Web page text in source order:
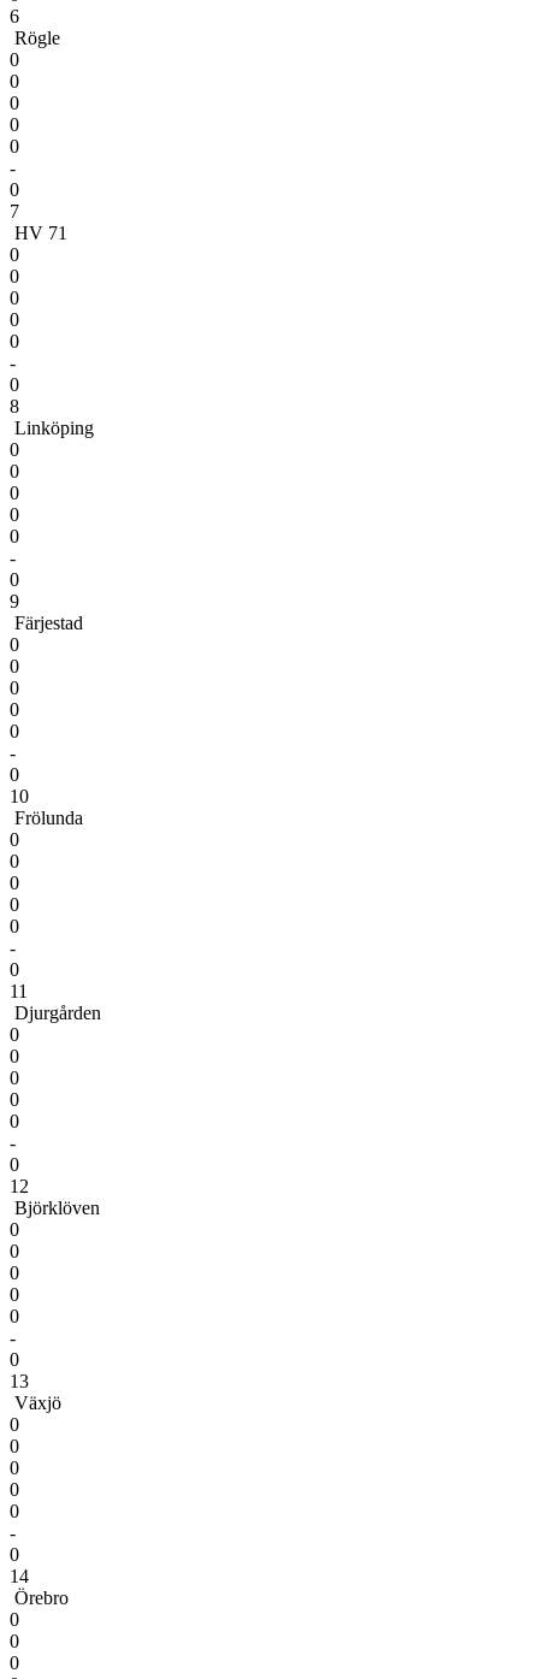
6
Rögle
0
0
0
0
0
-
0
7
HV 71
0
0
0
0
0
-
0
8
Linköping
0
0
0
0
0
-
0
9
Färjestad
0
0
0
0
0
-
0
10
Frölunda
0
0
0
0
0
-
0
11
Djurgården
0
0
0
0
0
-
0
12
Björklöven
0
0
0
0
0
-
0
13
Växjö
0
0
0
0
0
-
0
14
Örebro
0
0
0